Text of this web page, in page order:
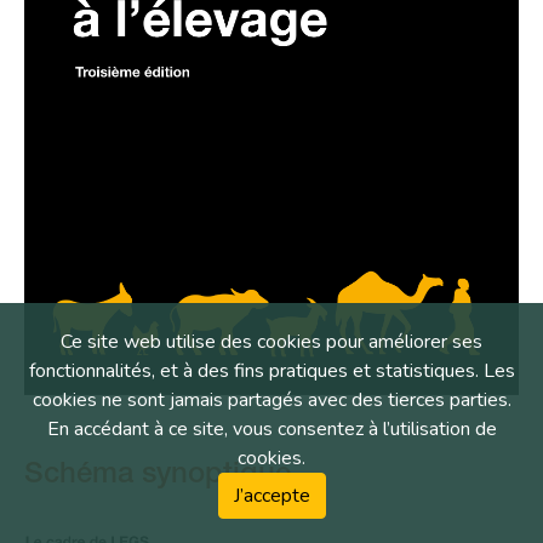
Schéma synoptique
Ce site web utilise des cookies pour améliorer ses
fonctionnalités, et à des fins pratiques et statistiques. Les
cookies ne sont jamais partagés avec des tierces parties.
En accédant à ce site, vous consentez à l’utilisation de
cookies.
J’accepte